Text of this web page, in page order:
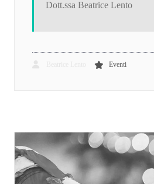
Dott.ssa Beatrice Lento
Eventi